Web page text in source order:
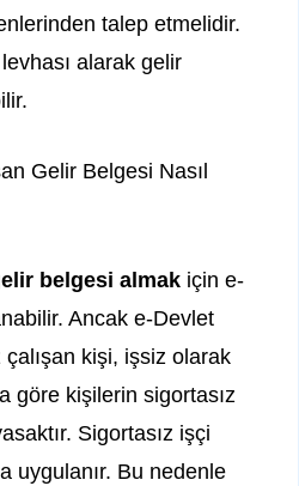
talep etmelidir.
alarak gelir
Gelir Belgesi Nasıl
belgesi almak için e-
Ancak e-Devlet
kişi, işsiz olarak
göre kişilerin sigortasız
Sigortasız işçi
uygulanır. Bu nedenle